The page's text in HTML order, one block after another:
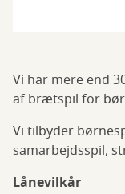
Vi har mere end
af brætspil for
Vi tilbyder
samarbejdsspil,
Lånevilkår